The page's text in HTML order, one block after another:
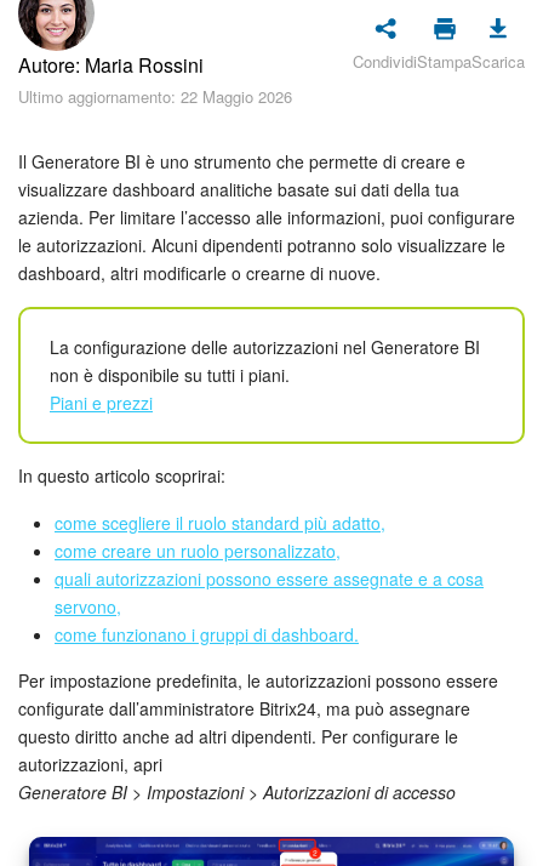
Piani e pagamento
Sicurezza in Bitrix24
CoPilot: IA in Bitrix24
Feed
Messenger
Collab
Bitrix24 Drive
Webmail
Gruppi di lavoro
Progetti IA
CRM
Prenotazione online
Autore: Maria Rossini
Ultimo aggiornamento: 22 Maggio 2026
CondividiStampaScarica
Il Generatore BI è uno strumento che permette di creare e
visualizzare dashboard analitiche basate sui dati della tua
azienda. Per limitare l’accesso alle informazioni, puoi configurare
le autorizzazioni. Alcuni dipendenti potranno solo visualizzare le
dashboard, altri modificarle o crearne di nuove.
La configurazione delle autorizzazioni nel Generatore BI
non è disponibile su tutti i piani.
Piani e prezzi
In questo articolo scoprirai:
come scegliere il ruolo standard più adatto,
come creare un ruolo personalizzato,
quali autorizzazioni possono essere assegnate e a cosa
servono,
come funzionano i gruppi di dashboard.
Per impostazione predefinita, le autorizzazioni possono essere
configurate dall’amministratore Bitrix24, ma può assegnare
questo diritto anche ad altri dipendenti. Per configurare le
autorizzazioni, apri
Generatore BI > Impostazioni > Autorizzazioni di accesso